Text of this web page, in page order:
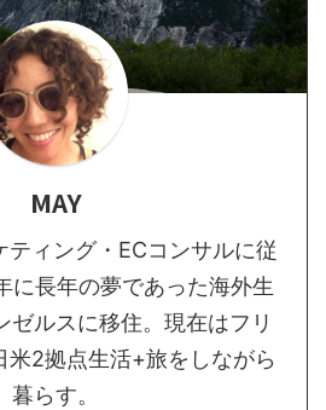
MAY
ティング・ECコンサルに従
に長年の夢であった海外生
ゼルスに移住。現在はフリ
米2拠点生活+旅をしながら
暮らす。